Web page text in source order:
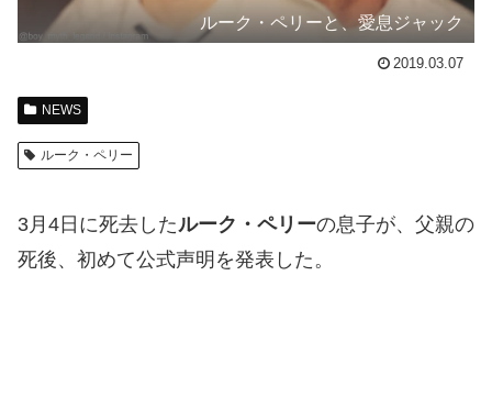
ルーク・ペリーと、愛息ジャック
2019.03.07
NEWS
ルーク・ペリー
3月4日に死去したルーク・ペリーの息子が、父親の
死後、初めて公式声明を発表した。